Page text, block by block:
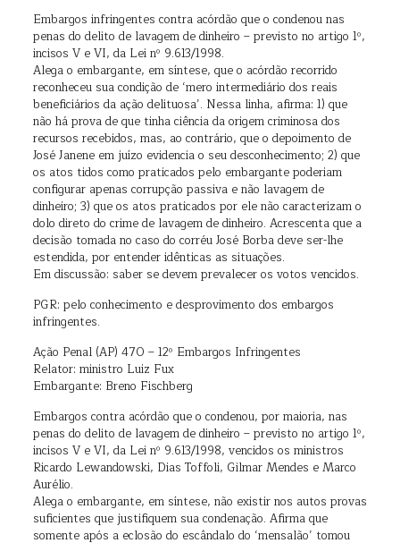
Embargos infringentes contra acórdão que o condenou nas
penas do delito de lavagem de dinheiro – previsto no artigo 1º,
incisos V e VI, da Lei nº 9.613/1998.
Alega o embargante, em síntese, que o acórdão recorrido
reconheceu sua condição de ‘mero intermediário dos reais
beneficiários da ação delituosa’. Nessa linha, afirma: 1) que
não há prova de que tinha ciência da origem criminosa dos
recursos recebidos, mas, ao contrário, que o depoimento de
José Janene em juízo evidencia o seu desconhecimento; 2) que
os atos tidos como praticados pelo embargante poderiam
configurar apenas corrupção passiva e não lavagem de
dinheiro; 3) que os atos praticados por ele não caracterizam o
dolo direto do crime de lavagem de dinheiro. Acrescenta que a
decisão tomada no caso do corréu José Borba deve ser-lhe
estendida, por entender idênticas as situações.
Em discussão: saber se devem prevalecer os votos vencidos.
PGR: pelo conhecimento e desprovimento dos embargos
infringentes.
Ação Penal (AP) 470 – 12º Embargos Infringentes
Relator: ministro Luiz Fux
Embargante: Breno Fischberg
Embargos contra acórdão que o condenou, por maioria, nas
penas do delito de lavagem de dinheiro – previsto no artigo 1º,
incisos V e VI, da Lei nº 9.613/1998, vencidos os ministros
Ricardo Lewandowski, Dias Toffoli, Gilmar Mendes e Marco
Aurélio.
Alega o embargante, em síntese, não existir nos autos provas
suficientes que justifiquem sua condenação. Afirma que
somente após a eclosão do escândalo do ‘mensalão’ tomou